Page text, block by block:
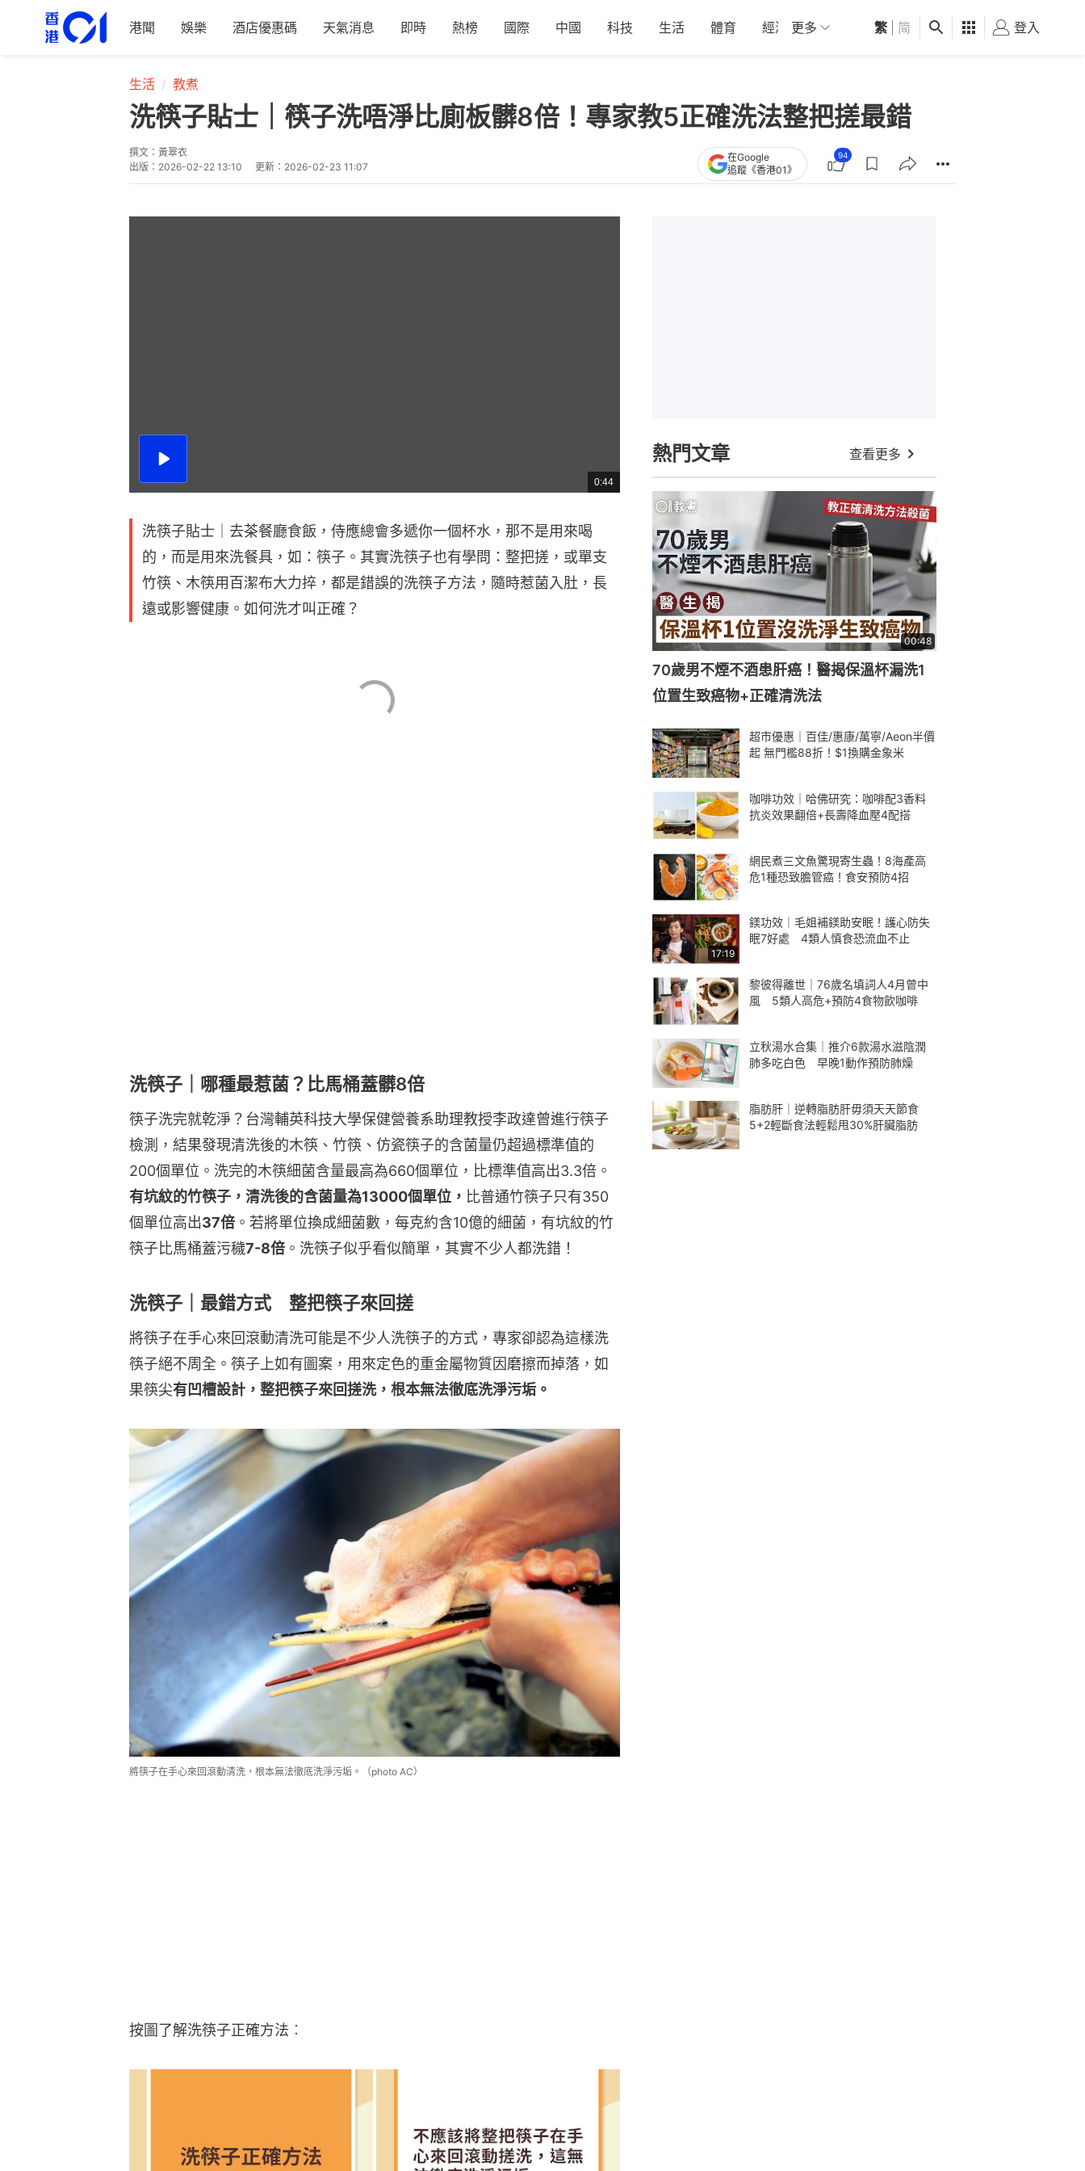
港聞 娛樂 酒店優惠碼 天氣消息 即時 熱榜 國際 中國 科技 生活 體育 經濟 01深圳 觀點 健康 好食玩飛
更多 繁 简 登入
生活 教煮
洗筷子貼士｜筷子洗唔淨比廁板髒8倍！專家教5正確洗法整把搓最錯
撰文： 黃翠衣
出版： 2026-02-22 13:10 更新： 2026-02-23 11:07
在Google
追蹤《香港01》
94
播
總
共
0:44
洗筷子貼士｜去茶餐廳食飯，侍應總會多遞你一個杯水，那不是用來喝
的，而是用來洗餐具，如：筷子。其實洗筷子也有學問：整把搓，或單支
竹筷、木筷用百潔布大力捽，都是錯誤的洗筷子方法，隨時惹菌入肚，長
遠或影響健康。如何洗才叫正確？
洗筷子｜哪種最惹菌？比馬桶蓋髒8倍
筷子洗完就乾淨？台灣輔英科技大學保健營養系助理教授李政達曾進行筷子
檢測，結果發現清洗後的木筷、竹筷、仿瓷筷子的含菌量仍超過標準值的
200個單位。洗完的木筷細菌含量最高為660個單位，比標準值高出3.3倍。
有坑紋的竹筷子，清洗後的含菌量為13000個單位， 比普通竹筷子只有350
個單位高出37倍 。若將單位換成細菌數，每克約含10億的細菌，有坑紋的竹
筷子比馬桶蓋污穢7-8倍 。洗筷子似乎看似簡單，其實不少人都洗錯！
洗筷子｜最錯方式 整把筷子來回搓
將筷子在手心來回滾動清洗可能是不少人洗筷子的方式，專家卻認為這樣洗
筷子絕不周全。筷子上如有圖案，用來定色的重金屬物質因磨擦而掉落，如
果筷尖有凹槽設計，整把筷子來回搓洗，根本無法徹底洗淨污垢。
將筷子在手心來回滾動清洗，根本無法徹底洗淨污垢。（photo AC）
按圖了解洗筷子正確方法︰
熱門文章 查看更多
00:48
70歲男不煙不酒患肝癌！醫揭保溫杯漏洗1
位置生致癌物+正確清洗法
超市優惠｜百佳/惠康/萬寧/Aeon半價
起 無門檻88折！$1換購金象米
咖啡功效｜哈佛研究：咖啡配3香料
抗炎效果翻倍+長壽降血壓4配搭
網民煮三文魚驚現寄生蟲！8海產高
危1種恐致膽管癌！食安預防4招
17:19
鎂功效｜毛姐補鎂助安眠！護心防失
眠7好處 4類人慎食恐流血不止
黎彼得離世｜76歲名填詞人4月曾中
風 5類人高危+預防4食物飲咖啡
立秋湯水合集｜推介6款湯水滋陰潤
肺多吃白色 早晚1動作預防肺燥
脂肪肝｜逆轉脂肪肝毋須天天節食
5+2輕斷食法輕鬆甩30%肝臟脂肪